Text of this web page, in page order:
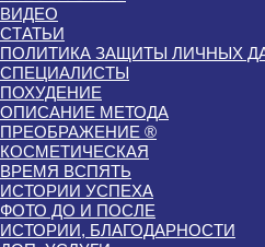
ВИДЕО
СТАТЬИ
ПОЛИТИКА ЗАЩИТЫ ЛИЧНЫХ
СПЕЦИАЛИСТЫ
ПОХУДЕНИЕ
ОПИСАНИЕ МЕТОДА
ПРЕОБРАЖЕНИЕ ®
КОСМЕТИЧЕСКАЯ
ВРЕМЯ ВСПЯТЬ
ИСТОРИИ УСПЕХА
ФОТО ДО И ПОСЛЕ
ИСТОРИИ, БЛАГОДАРНОСТИ